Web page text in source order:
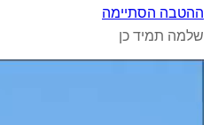
ההטבה הסתיימה
שלמה תמיד כן